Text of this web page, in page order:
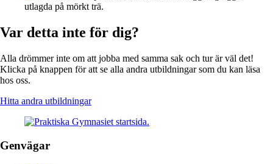
Var detta inte för dig?
Alla drömmer inte om att jobba med samma sak och tur är väl det!
Klicka på knappen för att se alla andra utbildningar som du kan läsa
hos oss.
Hitta andra utbildningar
Genvägar